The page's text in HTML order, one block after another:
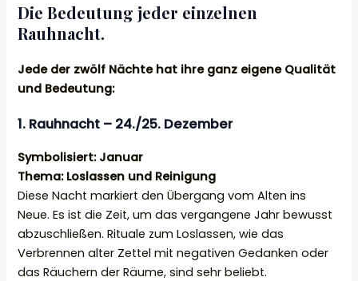
Die Bedeutung jeder einzelnen
Rauhnacht.
Jede der zwölf Nächte hat ihre ganz eigene Qualität
und Bedeutung:
1. Rauhnacht – 24./25. Dezember
Symbolisiert: Januar
Thema: Loslassen und Reinigung
Diese Nacht markiert den Übergang vom Alten ins
Neue. Es ist die Zeit, um das vergangene Jahr bewusst
abzuschließen. Rituale zum Loslassen, wie das
Verbrennen alter Zettel mit negativen Gedanken oder
das Räuchern der Räume, sind sehr beliebt.